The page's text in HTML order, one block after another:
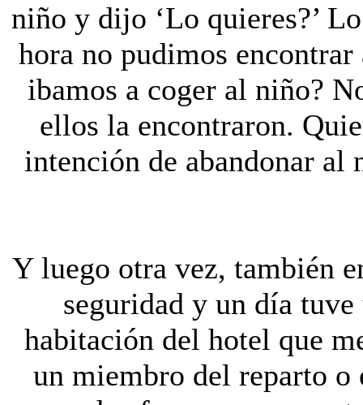
niño y dijo ‘Lo quieres?’
hora no pudimos
ibamos a coger al niño?
ellos la encontraron.
intención de abandonar al
Y luego otra vez, también
seguridad y un día
habitación del hotel que
un miembro del reparto o